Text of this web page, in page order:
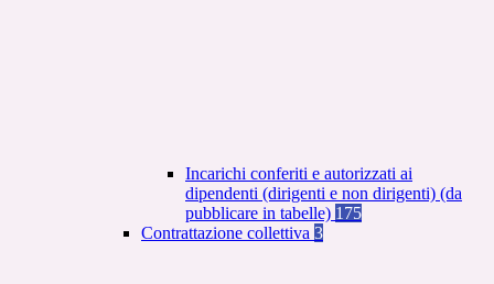
Incarichi conferiti e autorizzati ai
dipendenti (dirigenti e non dirigenti) (da
pubblicare in tabelle) 175
Contrattazione collettiva 3